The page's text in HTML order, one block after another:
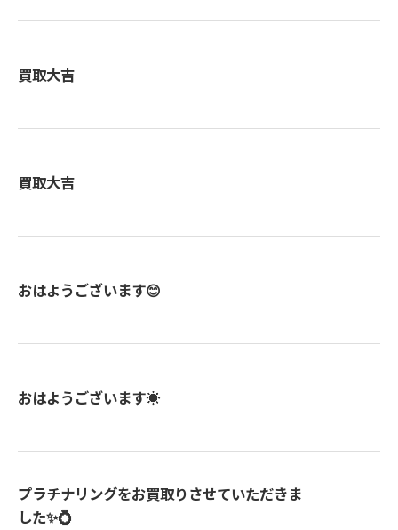
買取大吉
買取大吉
おはようございます😊
おはようございます☀
プラチナリングをお買取りさせていただきま
した✨💍